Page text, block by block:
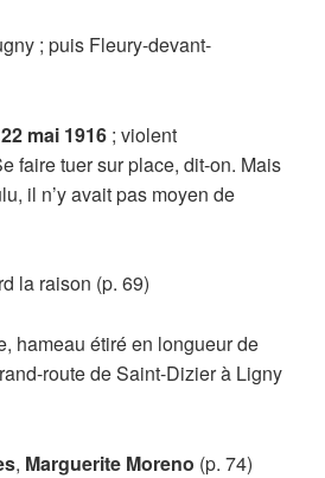
; puis Fleury-devant-
mai 1916 ; violent
faire tuer sur place, dit-on. Mais
il n’y avait pas moyen de
la raison (p. 69)
hameau étiré en longueur de
route de Saint-Dizier à Ligny
, Marguerite Moreno (p. 74)